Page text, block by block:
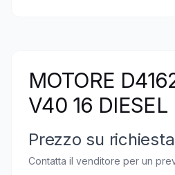
MOTORE
V40 16 DIESEL
Prezzo su richiesta
Contatta il venditore per un